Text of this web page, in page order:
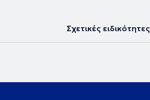
Σχετικές ειδικότητες